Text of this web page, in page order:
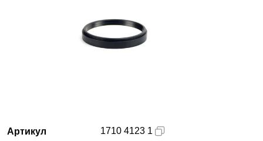
Производители
Артикул
1710 4123 1